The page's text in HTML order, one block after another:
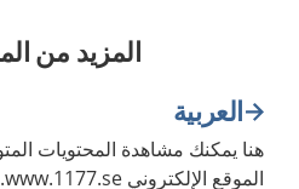
المزيد من
العربية
هنا يمكنك مشاهدة المحتويات